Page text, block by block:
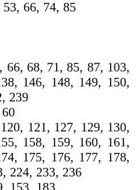
66, 74, 85
68, 71, 85, 87, 103,
146, 148, 149, 150,
239
121, 127, 129, 130,
158, 159, 160, 161,
175, 176, 177, 178,
224, 233, 236
153, 183